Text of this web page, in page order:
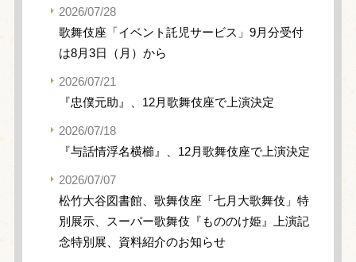
2026/07/28
歌舞伎座「イベント託児サービス」9月分受付
は8月3日（月）から
2026/07/21
『忠僕元助』、12月歌舞伎座で上演決定
2026/07/18
『与話情浮名横櫛』、12月歌舞伎座で上演決定
2026/07/07
松竹大谷図書館、歌舞伎座「七月大歌舞伎」特
別展示、スーパー歌舞伎『もののけ姫』上演記
念特別展、資料紹介のお知らせ